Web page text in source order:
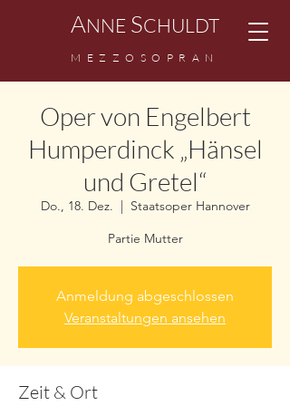
ANNE SCHULDT
M EZZOSOPRAN
Oper von Engelbert
Humperdinck „Hänsel
und Gretel“
Do., 18. Dez.
  |
Staatsoper Hannover
Partie Mutter
Anmeldung abgeschlossen
Veranstaltungen ansehen
Zeit & Ort